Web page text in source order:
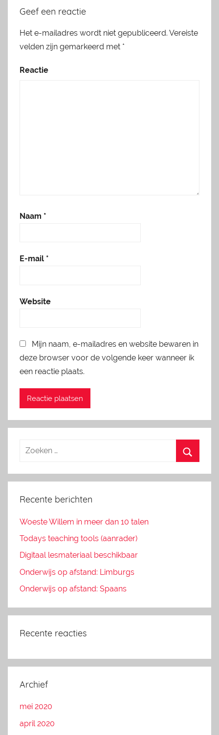
Geef een reactie
Het e-mailadres wordt niet gepubliceerd. Vereiste
velden zijn gemarkeerd met *
Reactie
Naam *
E-mail *
Website
Mijn naam, e-mailadres en website bewaren in
deze browser voor de volgende keer wanneer ik
een reactie plaats.
Recente berichten
Woeste Willem in meer dan 10 talen
Todays teaching tools (aanrader)
Digitaal lesmateriaal beschikbaar
Onderwijs op afstand: Limburgs
Onderwijs op afstand: Spaans
Recente reacties
Archief
mei 2020
april 2020